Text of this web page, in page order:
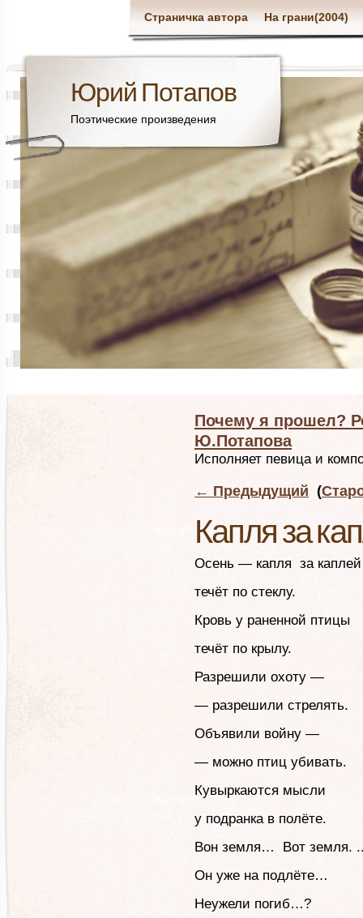
Страничка автора На грани(2004)
Юрий Потапов
Поэтические произведения
Почему я прошел?
Ю.Потапова
Исполняет певица и
← Предыдущий (
Капля за
Осень — капля за каплей
течёт по стеклу.
Кровь у раненной птицы
течёт по крылу.
Разрешили охоту —
— разрешили стрелять.
Объявили войну —
— можно птиц убивать.
Кувыркаются мысли
у подранка в полёте.
Вон земля… Вот земля.
Он уже на подлёте…
Неужели погиб…?